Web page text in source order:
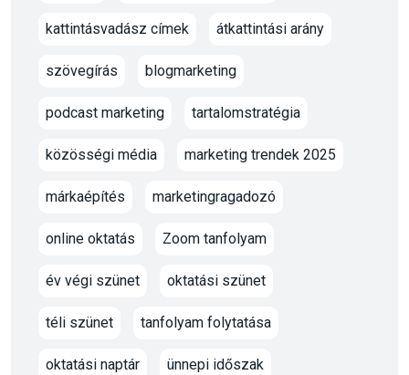
kattintásvadász címek átkattintási arány
szövegírás blogmarketing
podcast marketing tartalomstratégia
közösségi média marketing trendek 2025
márkaépítés marketingragadozó
online oktatás Zoom tanfolyam
év végi szünet oktatási szünet
téli szünet tanfolyam folytatása
oktatási naptár ünnepi időszak